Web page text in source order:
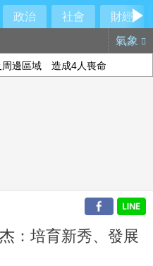
政治 社會
財經
氣象
周邊區域 造成4人喪命
：培育新秀、發展